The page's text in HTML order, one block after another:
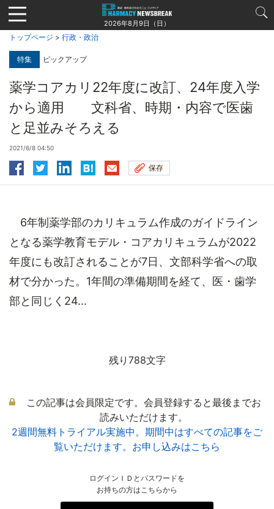
Jump
to
navigation
2026年8月9日（日）
トップページ > 行政・政治
特集 ピックアップ
薬学コアカリ22年度に改訂、24年度入学
から適用 文科省、時期・内容で医歯
と足並みそろえる
2021/6/8 04:50
保存
6年制薬学部のカリキュラム作成のガイドライン
となる薬学教育モデル・コアカリキュラムが2022
年度にも改訂されることが7日、文部科学省への取
材で分かった。1年間の準備期間を経て、医・歯学
部と同じく24...
残り788文字
この記事は会員限定です。会員登録すると最後までお
読みいただけます。
2週間無料トライアル実施中。期間中はすべての記事をご
覧いただけます。お申し込みはこちら
ログインＩＤとパスワードを
お持ちの方はこちらから